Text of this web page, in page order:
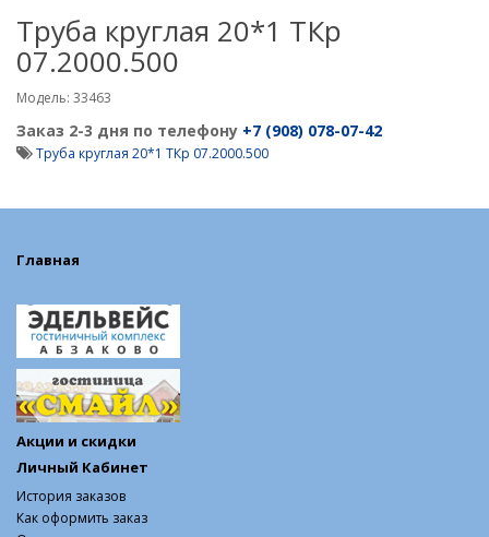
Труба круглая 20*1 ТКр
07.2000.500
Модель: 33463
Заказ 2-3 дня по телефону +7 (908) 078-07-42
Труба круглая 20*1 ТКр 07.2000.500
Главная
Акции и скидки
Личный Кабинет
История заказов
Как оформить заказ